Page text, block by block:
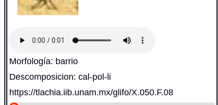
Morfología: barrio
Descomposicion: cal-pol-li
https://tlachia.iib.unam.mx/glifo/X.050.F.08